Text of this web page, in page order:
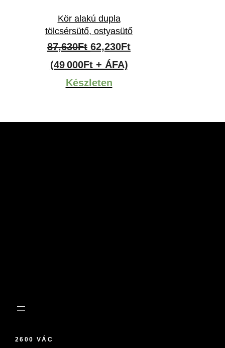
Kör alakú dupla
tölcsérsütő, ostyasütő
87,630Ft Original
price
was:
62,230FtCurrent
(49 000Ft + ÁFA)
Készleten
2600 VÁC